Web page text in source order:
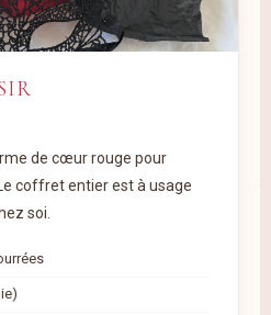
de cœur rouge pour
coffret entier est à usage
soi.